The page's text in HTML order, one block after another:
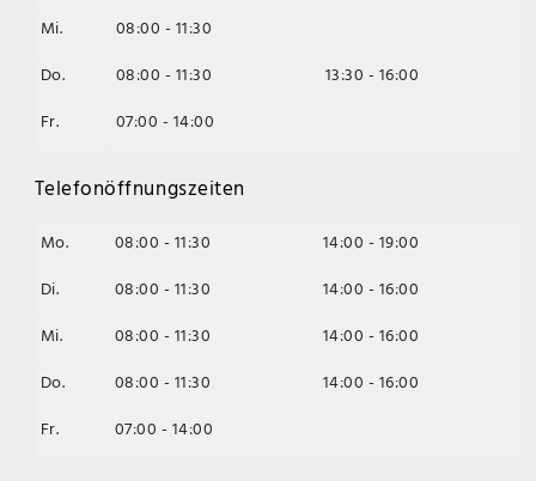
Mi.
08:00 - 11:30
Do.
08:00 - 11:30
13:30 - 16:00
Fr.
07:00 - 14:00
Telefonöffnungszeiten
Mo. 08:00 - 11:30
14:00 - 19:00
Di.
08:00 - 11:30
14:00 - 16:00
Mi.
08:00 - 11:30
14:00 - 16:00
Do.
08:00 - 11:30
14:00 - 16:00
Fr.
07:00 - 14:00